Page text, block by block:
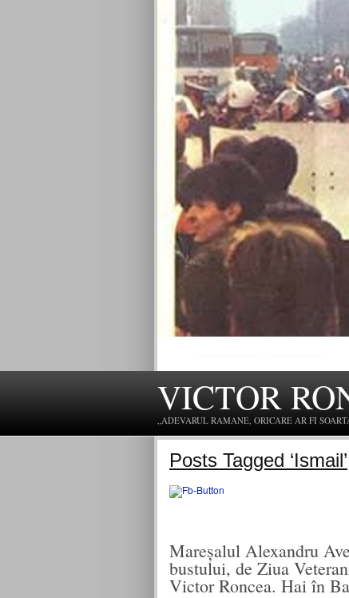
VICTOR
„ADEVARUL RAMANE, ORICARE AR FI
Posts Tagged ‘Ismail’
Mareșalul Alexandru
bustului, de Ziua
Victor Roncea. Hai în